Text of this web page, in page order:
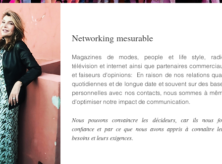
Networking mesurable
Magazines de modes, people et life style,
télévision et internet ainsi que partenaires
et faiseurs d'opinions: En raison de nos relations
quotidiennes et de longue date et souvent sur des
personnelles avec nos contacts, nous sommes à
d'optimiser notre impact de communication.
Nous pouvons convaincre les décideurs, car ils nous
confiance et par ce que nous avons appris à connaître
besoins et leurs exigences.